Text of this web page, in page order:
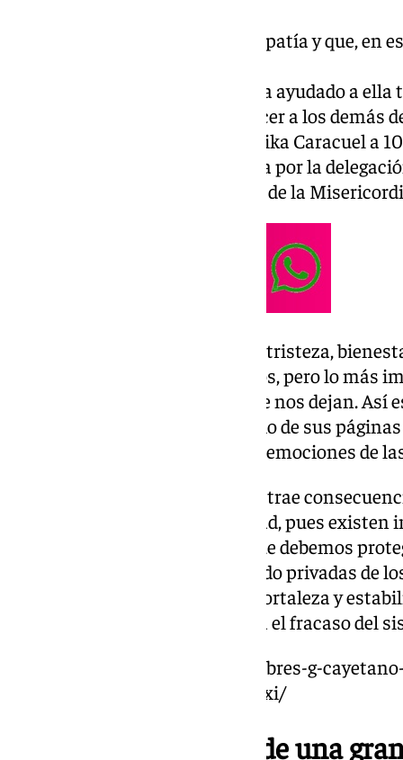
«Es una mujer con una gran empatía y que, en
la mesa lo que la psicología le ha ayudado a
impostora si tratara de convencer a los demás
no lo hubiera hecho», expresó Kika Caracuel a
tras la presentación, organizada por la
de Marbella, en el Hospital Real de la
Amor, desamor, humor, alegría, tristeza,
emociones que experimentamos, pero lo más
es, sin duda, las enseñanzas que nos dejan. Así
este libro, advierte ya al principio de sus
en día se pueden manipular las emociones de
En su opinión, la mentira ya no trae
que no actuemos con ingenuidad, pues existen
sensibilidad y empatía de los que debemos
las nuevas generaciones han sido privadas de
enfrentar sus dificultades con fortaleza y
perspectiva, la psicología refleja el fracaso del
https://www.101tv.es/pijo-hombres-g-
media-seria-derrota-del-siglo-xxi/
Las últimas páginas de una